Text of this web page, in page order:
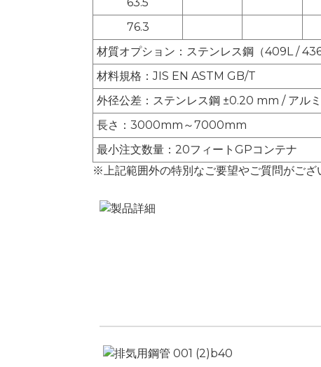
76.3
材質オプション：ステンレス鋼（409L /
材料規格：JIS EN ASTM GB/T
外径公差：ステンレス鋼 ±0.20 mm / アル
長さ：3000mm～7000mm
最小注文数量：20フィートGPコンテナ
※上記範囲外の特別なご要望やご質問がござ